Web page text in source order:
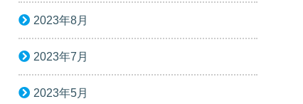
2023年8月
2023年7月
2023年5月